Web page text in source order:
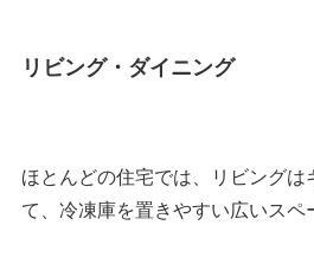
リビング・ダイニング
ほとんどの住宅では、リビングは
て、冷凍庫を置きやすい広いスペ